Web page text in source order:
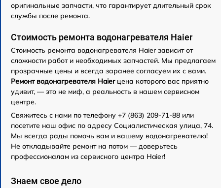
оригинальные запчасти, что гарантирует длительный срок
службы после ремонта.
Стоимость ремонта водонагревателя Haier
Стоимость ремонта водонагревателя Haier зависит от
сложности работ и необходимых запчастей. Мы предлагаем
прозрачные цены и всегда заранее согласуем их с вами.
Ремонт водонагревателя Haierцена которого вас приятно
удивит, — это не миф, а реальность в нашем сервисном
центре.
Свяжитесь с нами по телефону +7 (863) 209-71-88 или
посетите наш офис по адресу Социалистическая улица, 74.
Мы всегда рады помочь вам и вашему водонагревателю!
Не откладывайте ремонт на потом — доверьтесь
профессионалам из сервисного центра Haier!
Знаем свое дело